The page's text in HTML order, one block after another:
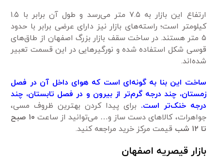
ارتفاع این بازار به ۷.۵ متر می‌رسد و طول آن برابر با ۱.۵
کیلومتر است؛ راسته‌های بازار نیز دارای عرضی برابر با حدود
۵ متر هستند. در ساخت سقف بازار بزرگ اصفهان از طاق‌های
قوسی شکل استفاده شده و نورگیرهایی در این قسمت تعبیر
شده‌اند.
ساخت این بنا به گونه‌ای است که هوای داخل آن در فصل
زمستان، چند درجه گرم‌تر از بیرون و در فصل تابستان، چند
درجه خنک‌تر است. برای پیدا کردن بهترین ظروف مسی،
جواهرات، کالاهای دست ساز و… می‌توانید از ساعت ۱۰ صبح
تا ۱۲ شب قیمت مرکز خرید مراجعه کنید.
بازار قیصریه اصفهان